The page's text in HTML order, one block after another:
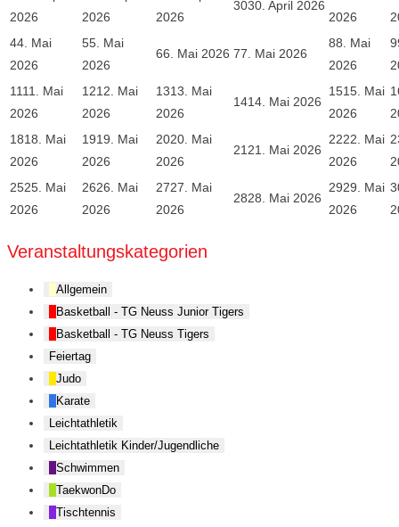
2026
2026
2026
3030. April 2026
2026
44. Mai
2026
55. Mai
2026
66. Mai 2026 77. Mai 2026
88. Mai
2026
9
1111. Mai
2026
1212. Mai
2026
1313. Mai
2026
1414. Mai 2026
1515. Mai
2026
1818. Mai
2026
1919. Mai
2026
2020. Mai
2026
21 21. Mai 2026
2222. Mai
2026
2525. Mai
2026
2626. Mai
2026
2727. Mai
2026
2828. Mai 2026
2929. Mai
2026
Veranstaltungskategorien
Allgemein
Basketball - TG Neuss Junior Tigers
Basketball - TG Neuss Tigers
Feiertag
Judo
Karate
Leichtathletik
Leichtathletik Kinder/Jugendliche
Schwimmen
TaekwonDo
Tischtennis